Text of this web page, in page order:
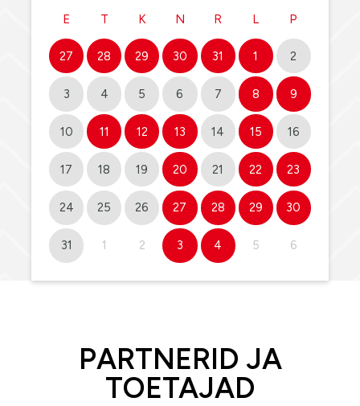
E T K N R L P
27 28 29 30 31 1 2
3 4 5 6 7 8 9
10 11 12 13 14 15 16
17 18 19 20 21 22 23
24 25 26 27 28 29 30
31 1 2 3 4 5 6
PARTNERID JA
TOETAJAD